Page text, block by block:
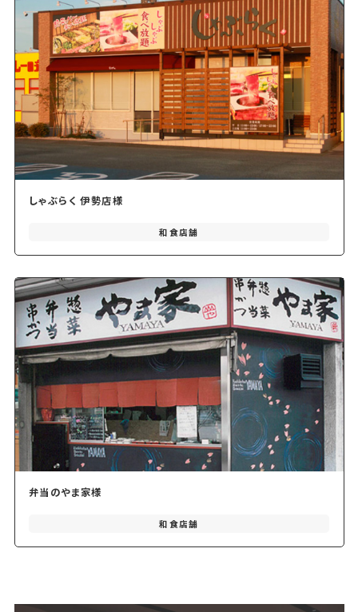
しゃぶらく 伊勢店様
和食店舗
弁当のやま家様
和食店舗